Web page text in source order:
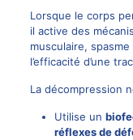
Lorsque le corps
il active des
musculaire,
l’efficacité d’une
La décompression
Utilise un
réflexes de